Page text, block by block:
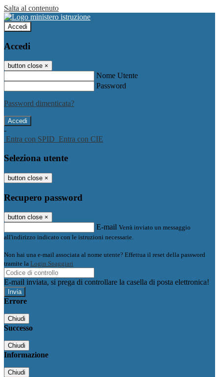
Salta al contenuto
Accedi
Accedi
button close ×
Nome Utente
Password
Password dimenticata?
-
Entra con SPID Entra con CIE
Seleziona utente
button close ×
Recupero password
button close ×
E-mail Verrà inviato un messaggio
all'indirizzo indicato con le istruzioni necessarie.
Non hai una e-mail associata al nome utente? Effettua il reset della password
tramite la Login Spaggiari
E-mail inviata, si prega di controllare la casella di posta elettronica!
Errore
Chiudi
Successo
Chiudi
Informazione
Chiudi